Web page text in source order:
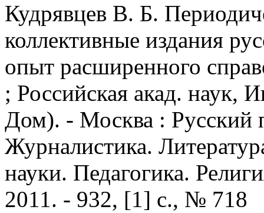
Кудрявцев В. Б.
коллективные издания
опыт расширенного
; Российская акад. наук,
Дом). - Москва : Русский
Журналистика.
науки. Педагогика.
2011. - 932, [1] с., № 718